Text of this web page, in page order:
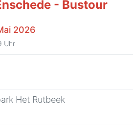
- Bustour
2026
Uhr
Het Rutbeek